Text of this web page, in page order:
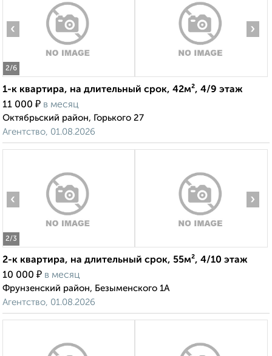
2/6
‹ ›
1-к квартира, на длительный срок, 42м², 4/9 этаж
11 000 ₽ в месяц
Октябрьский район, Горького 27
Агентство, 01.08.2026
2/3
‹ ›
2-к квартира, на длительный срок, 55м², 4/10 этаж
10 000 ₽ в месяц
Фрунзенский район, Безыменского 1А
Агентство, 01.08.2026